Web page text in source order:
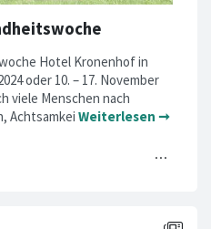
Hotel Kronenhof in
oder 10. – 17. November
viele Menschen nach
Achtsamkei Weiterlesen ➞